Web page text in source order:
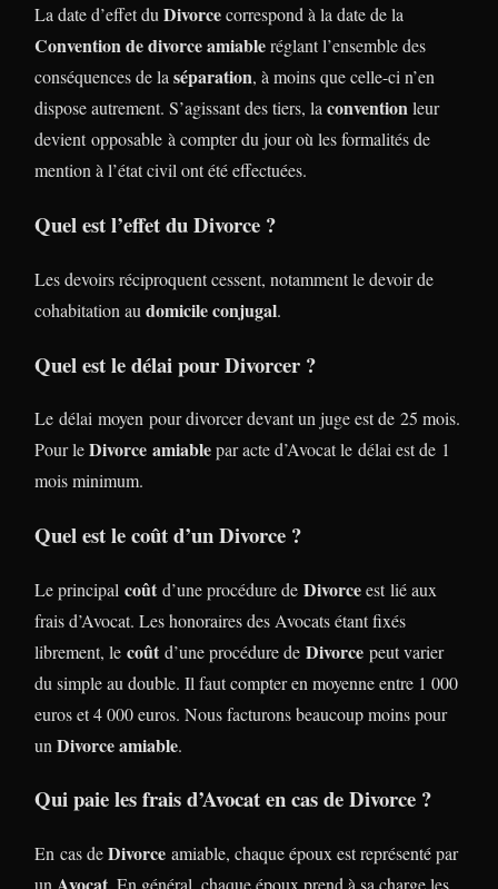
La date d’effet duDivorcecorrespond à la date de la
Convention de divorce amiableréglant l’ensemble des
conséquences de laséparation, à moins que celle-ci n’en
dispose autrement. S’agissant des tiers, laconventionleur
devient opposable à compter du jour où les formalités de
mention à l’état civil ont été effectuées.
Quel est l’effet du Divorce ?
Les devoirs réciproquent cessent, notamment le devoir de
cohabitation au domicile conjugal.
Quel est le délai pour Divorcer ?
Le délai moyen pour divorcer devant un juge est de 25 mois.
Pour leDivorce amiablepar acte d’Avocat le délai est de 1
mois minimum.
Quel est le coût d’un Divorce ?
Le principal coût d’une procédure de Divorceest lié aux
frais d’Avocat. Les honoraires des Avocats étant fixés
librement, le coût d’une procédure de Divorce peut varier
du simple au double. Il faut compter en moyenne entre 1 000
euros et 4 000 euros. Nous facturons beaucoup moins pour
un Divorce amiable.
Qui paie les frais d’Avocat en cas de Divorce ?
En cas deDivorce amiable, chaque époux est représenté par
un
. En général, chaque époux prend à sa charge les